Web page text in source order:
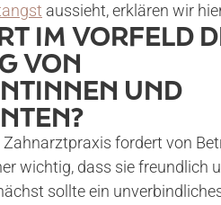
aussieht, erklären wir
IM VORFELD
VON
UND
Zahnarztpraxis fordert von
wichtig, dass sie freundlich
sollte ein